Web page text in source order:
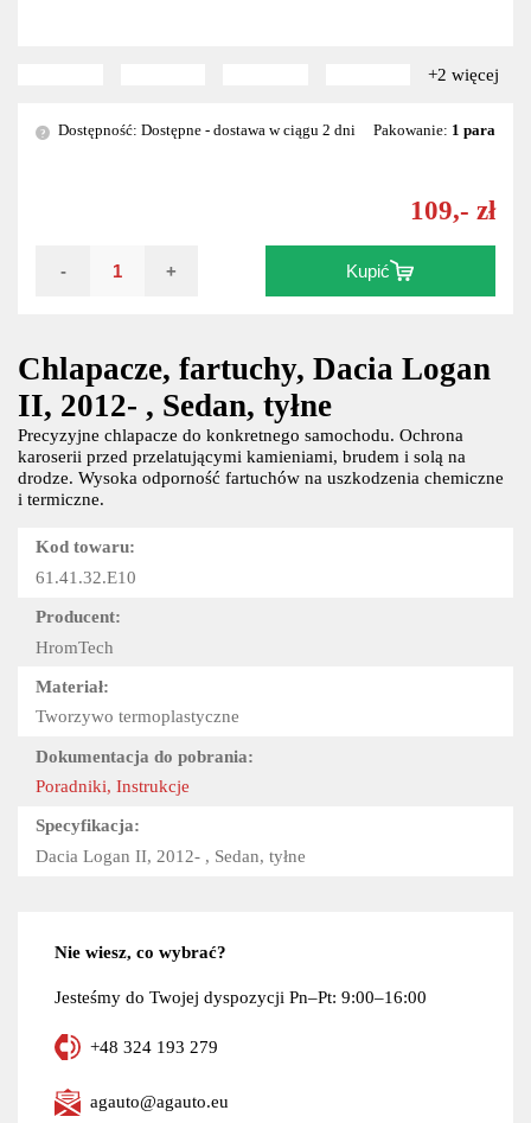
+2 więcej
Chlapacze, fartuchy, Dacia Logan
II, 2012- , Sedan, tyłne
Precyzyjne chlapacze do konkretnego samochodu. Ochrona
karoserii przed przelatującymi kamieniami, brudem i solą na
drodze. Wysoka odporność fartuchów na uszkodzenia chemiczne
i termiczne.
Kod towaru:
61.41.32.E10
Producent:
HromTech
Materiał:
Tworzywo termoplastyczne
Dokumentacja do pobrania:
Poradniki, Instrukcje
Specyfikacja:
Dacia Logan II, 2012- , Sedan, tyłne
? Dostępność: Dostępne - dostawa w ciągu 2 dni Pakowanie: 1 para
109,- zł
- + Kupić
Nie wiesz, co wybrać?
Jesteśmy do Twojej dyspozycji Pn–Pt: 9:00–16:00
+48 324 193 279
agauto@agauto.eu